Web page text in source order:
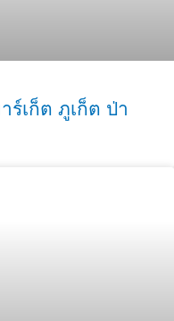
ร์เก็ต ภูเก็ต ป่า